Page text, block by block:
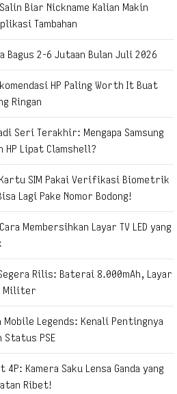
Biar Nickname Kalian Makin
Tambahan
Bagus 2-6 Jutaan Bulan Juli 2026
HP Paling Worth It Buat
Ringan
Seri Terakhir: Mengapa Samsung
Lipat Clamshell?
SIM Pakai Verifikasi Biometrik
Lagi Pake Nomor Bodong!
Membersihkan Layar TV LED yang
Rilis: Baterai 8.000mAh, Layar
Militer
Mobile Legends: Kenali Pentingnya
Status PSE
4P: Kamera Saku Lensa Ganda yang
Ribet!